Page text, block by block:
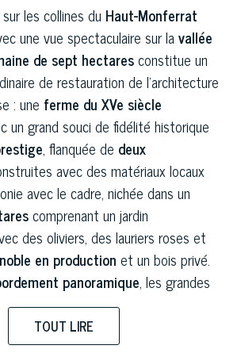
les collines du Haut-Monferrat
une vue spectaculaire sur lavallée
de sept hectaresconstitue un
de restauration de l'architecture
: une ferme du XVe siècle
un grand souci de fidélité historique
, flanquée de deux
avec des matériaux locaux
avec le cadre, nichée dans un
comprenant un jardin
des oliviers, des lauriers roses et
en production et un bois privé.
panoramique, les grandes
ouvrent les intérieurs sur le paysage
saison, lesystème photovoltaïque
TOUT LIRE